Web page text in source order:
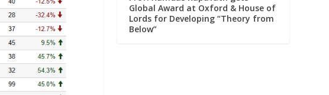
Global Award at Oxford & House of
Lords for Developing “Theory from
Below”